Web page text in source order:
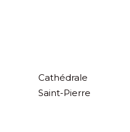
Cathédrale
Saint-Pierre